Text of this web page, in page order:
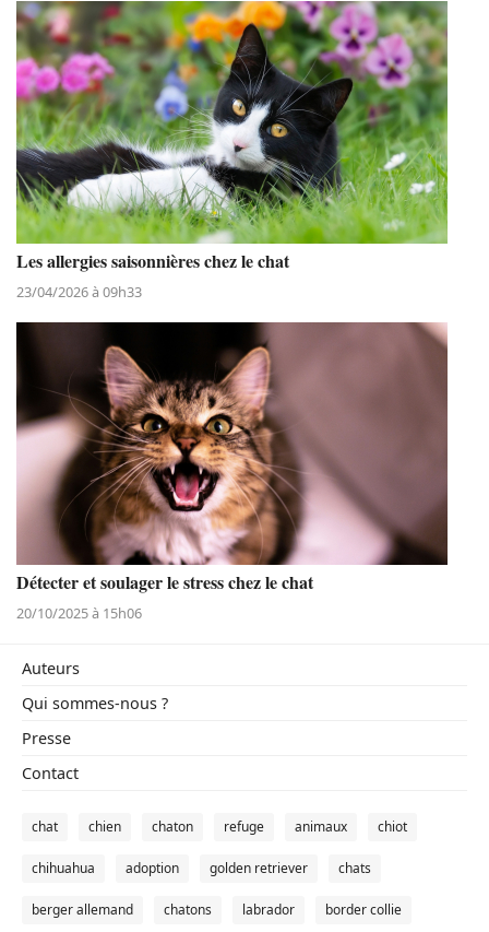
Les allergies saisonnières chez le chat
23/04/2026 à 09h33
Détecter et soulager le stress chez le chat
20/10/2025 à 15h06
Auteurs
Qui sommes-nous ?
Presse
Contact
chat chien chaton refuge animaux chiot
chihuahua adoption golden retriever chats
berger allemand chatons labrador border collie